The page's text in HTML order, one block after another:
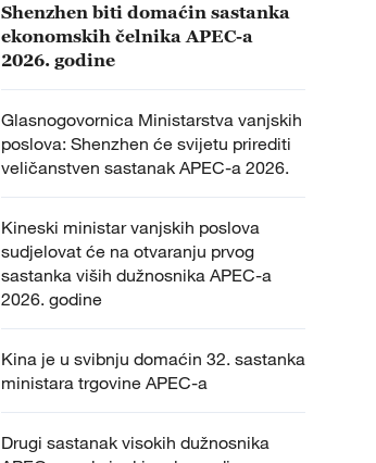
Shenzhen biti domaćin sastanka
ekonomskih čelnika APEC-a
2026. godine
Glasnogovornica Ministarstva vanjskih
poslova: Shenzhen će svijetu prirediti
veličanstven sastanak APEC-a 2026.
Kineski ministar vanjskih poslova
sudjelovat će na otvaranju prvog
sastanka viših dužnosnika APEC-a
2026. godine
Kina je u svibnju domaćin 32. sastanka
ministara trgovine APEC-a
Drugi sastanak visokih dužnosnika